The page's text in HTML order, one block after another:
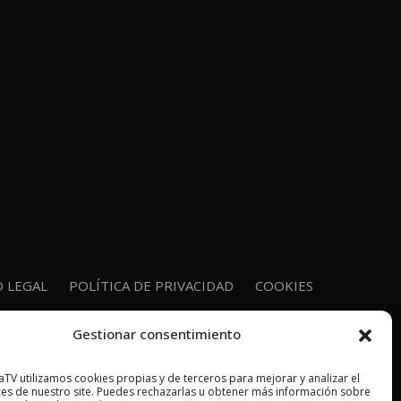
Gestionar consentimiento
utilizamos cookies propias y de terceros para mejorar y analizar el
de nuestro site. Puedes rechazarlas u obtener más información sobre
LEGAL POLÍTICA DE PRIVACIDAD COOKIES